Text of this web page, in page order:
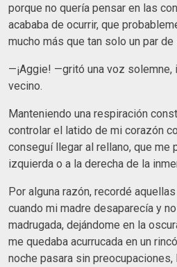
porque no quería pensar en las
acababa de ocurrir, que
mucho más que tan solo un par de
—¡Aggie! —gritó una voz solemne,
vecino.
Manteniendo una respiración
controlar el latido de mi corazón
conseguí llegar al rellano, que me
izquierda o a la derecha de la
Por alguna razón, recordé
cuando mi madre desaparecía y
madrugada, dejándome en la
me quedaba acurrucada en un
noche pasara sin